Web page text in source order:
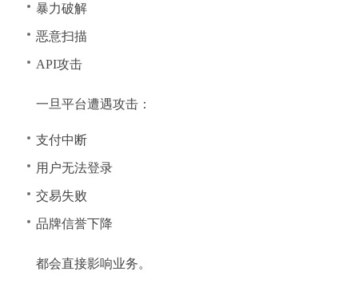
暴力破解
恶意扫描
API攻击
一旦平台遭遇攻击：
支付中断
用户无法登录
交易失败
品牌信誉下降
都会直接影响业务。